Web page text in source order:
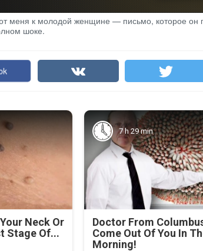
меня к молодой женщине — письмо, которое он
шоке.
Neck Or
Stage Of...
7 h 29 min
Doctor From
Come Out Of You In
Morning!